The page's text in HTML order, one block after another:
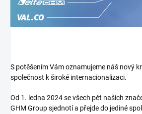
S potěšením Vám oznamujeme náš nový
společnost k široké internacionalizaci.
Od 1. ledna 2024 se všech pět našich
GHM Group sjednotí a přejde do jediné